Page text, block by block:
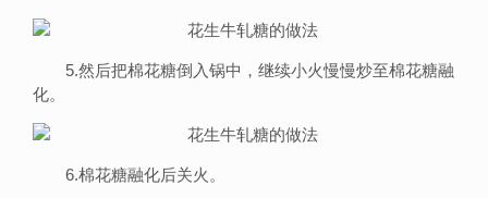
5.然后把棉花糖倒入锅中，继续小火慢慢炒至棉花糖融
化。
6.棉花糖融化后关火。